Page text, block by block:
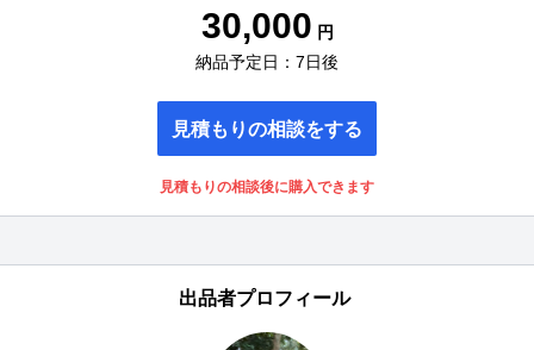
30,000 円
納品予定日：7日後
見積もりの相談をする
見積もりの相談後に購入できます
出品者プロフィール